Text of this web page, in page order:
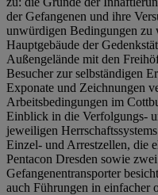
der Gefangenen und ihre
unwürdigen Bedingungen zu
Hauptgebäude der
Außengelände mit den
Besucher zur selbständigen
Exponate und Zeichnungen
Arbeitsbedingungen im
Einblick in die Verfolgungs-
jeweiligen
Einzel- und Arrestzellen, die
Pentacon Dresden sowie
Gefangenentransporter
auch Führungen in einfacher